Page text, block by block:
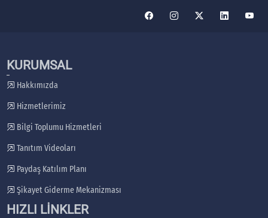
KURUMSAL
Hakkımızda
Hizmetlerimiz
Bilgi Toplumu Hizmetleri
Tanıtım Videoları
Paydaş Katılım Planı
Şikayet Giderme Mekanizması
HIZLI LİNKLER